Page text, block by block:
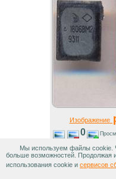
Изображение
0
Мы используем файлы cookie.
больше возможностей. Продолжая
использования cookie и сервисов